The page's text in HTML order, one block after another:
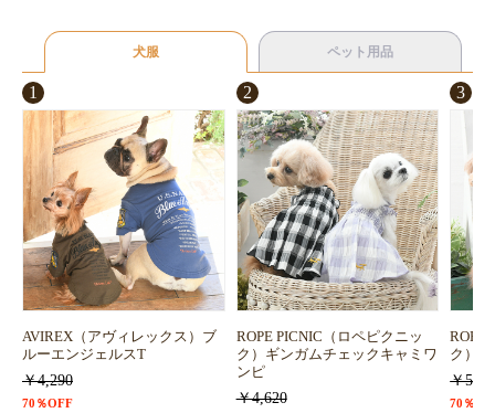
犬服 ペット用品
1
AVIREX（アヴィレックス）ブ
ルーエンジェルスT
￥4,290
70％OFF
2
ROPE PICNIC（ロペピクニッ
ク）ギンガムチェックキャミワ
ンピ
￥4,620
3
ROPE
ク）
￥
70％